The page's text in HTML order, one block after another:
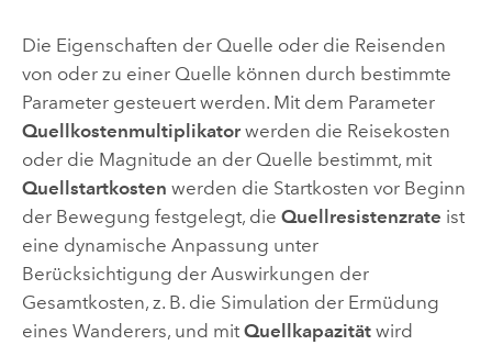
Die Eigenschaften der Quelle oder die Reisenden
von oder zu einer Quelle können durch bestimmte
Parameter gesteuert werden. Mit dem Parameter
Quellkostenmultiplikatorwerden die Reisekosten
oder die Magnitude an der Quelle bestimmt, mit
Quellstartkosten werden die Startkosten vor Beginn
der Bewegung festgelegt, die Quellresistenzrate ist
eine dynamische Anpassung unter
Berücksichtigung der Auswirkungen der
Gesamtkosten, z. B. die Simulation der Ermüdung
eines Wanderers, und mit Quellkapazitätwird